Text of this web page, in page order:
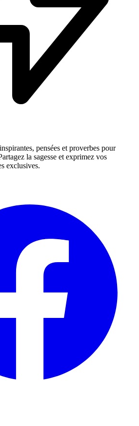
pensées et proverbes pour
la sagesse et exprimez vos
exclusives.